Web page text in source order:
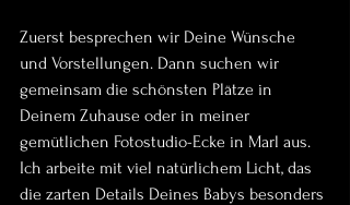
Zuerst besprechen wir Deine Wünsche
und Vorstellungen. Dann suchen wir
gemeinsam die schönsten Plätze in
Deinem Zuhause oder in meiner
gemütlichen Fotostudio-Ecke in Marl aus.
Ich arbeite mit viel natürlichem Licht, das
die zarten Details Deines Babys besonders